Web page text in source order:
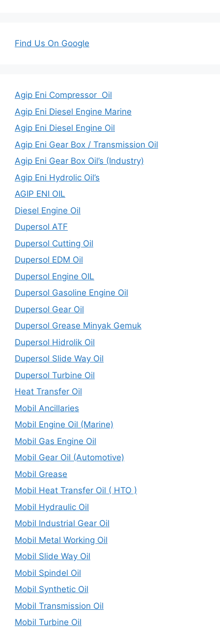
Find Us On Google
Agip Eni Compressor Oil
Agip Eni Diesel Engine Marine
Agip Eni Diesel Engine Oil
Agip Eni Gear Box / Transmission Oil
Agip Eni Gear Box Oil’s (Industry)
Agip Eni Hydrolic Oil’s
AGIP ENI OIL
Diesel Engine Oil
Dupersol ATF
Dupersol Cutting Oil
Dupersol EDM Oil
Dupersol Engine OIL
Dupersol Gasoline Engine Oil
Dupersol Gear Oil
Dupersol Grease Minyak Gemuk
Dupersol Hidrolik Oil
Dupersol Slide Way Oil
Dupersol Turbine Oil
Heat Transfer Oil
Mobil Ancillaries
Mobil Engine Oil (Marine)
Mobil Gas Engine Oil
Mobil Gear Oil (Automotive)
Mobil Grease
Mobil Heat Transfer Oil ( HTO )
Mobil Hydraulic Oil
Mobil Industrial Gear Oil
Mobil Metal Working Oil
Mobil Slide Way Oil
Mobil Spindel Oil
Mobil Synthetic Oil
Mobil Transmission Oil
Mobil Turbine Oil